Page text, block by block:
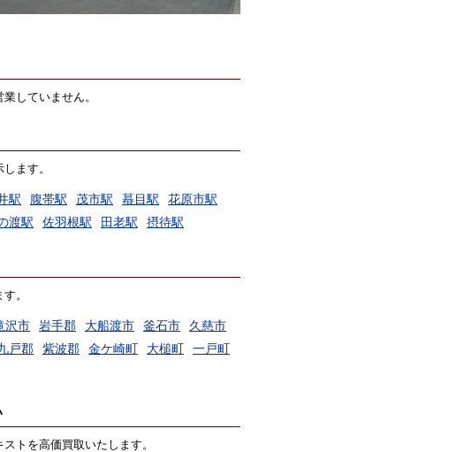
していません。
ます。
駅 腹帯駅 茂市駅 蟇目駅
花原市駅
渡駅 佐羽根駅 田老駅 摂待駅
。
沢市 岩手郡 大船渡市 釜石市
久慈市
戸郡 紫波郡 金ケ崎町 大槌町
一戸町
トを高価買取いたします。